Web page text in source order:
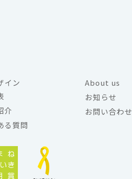
イン
介
る質問
About us
お知らせ
お問い合わせ